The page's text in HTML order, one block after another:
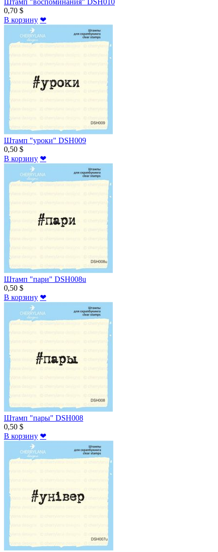
Штамп "воспоминания" DSH010
0,70 $
В корзину ❤
Штамп "уроки" DSH009
0,50 $
В корзину ❤
Штамп "пари" DSH008u
0,50 $
В корзину ❤
Штамп "пары" DSH008
0,50 $
В корзину ❤